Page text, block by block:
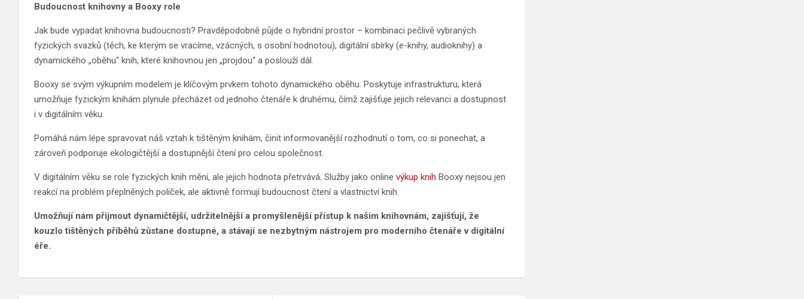
Budoucnost knihovny a Booxy role
Jak bude vypadat knihovna budoucnosti? Pravděpodobně půjde o hybridní prostor – kombinaci pečlivě vybraných
fyzických svazků (těch, ke kterým se vracíme, vzácných, s osobní hodnotou), digitální sbírky (e-knihy, audioknihy) a
dynamického „oběhu“ knih, které knihovnou jen „projdou“ a poslouží dál.
Booxy se svým výkupním modelem je klíčovým prvkem tohoto dynamického oběhu. Poskytuje infrastrukturu, která
umožňuje fyzickým knihám plynule přecházet od jednoho čtenáře k druhému, čímž zajišťuje jejich relevanci a dostupnost
i v digitálním věku.
Pomáhá nám lépe spravovat náš vztah k tištěným knihám, činit informovanější rozhodnutí o tom, co si ponechat, a
zároveň podporuje ekologičtější a dostupnější čtení pro celou společnost.
V digitálním věku se role fyzických knih mění, ale jejich hodnota přetrvává. Služby jako online výkup knih Booxy nejsou jen
reakcí na problém přeplněných poliček, ale aktivně formují budoucnost čtení a vlastnictví knih.
Umožňují nám přijmout dynamičtější, udržitelnější a promyšlenější přístup k našim knihovnám, zajišťují, že
kouzlo tištěných příběhů zůstane dostupné, a stávají se nezbytným nástrojem pro moderního čtenáře v digitální
éře.